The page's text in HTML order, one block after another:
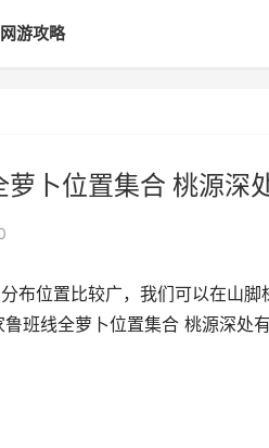
网游攻略
卜位置集合 桃源深
布位置比较广，我们可以在山
班线全萝卜位置集合 桃源深处